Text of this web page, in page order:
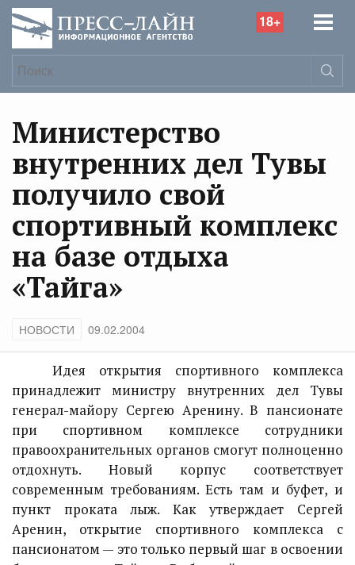
18+
Министерство
внутренних дел Тувы
получило свой
спортивный комплекс
на базе отдыха
«Тайга»
НОВОСТИ 09.02.2004
Идея открытия спортивного комплекса
принадлежит министру внутренних дел Тувы
генерал-майору Сергею Аренину. В пансионате
при спортивном комплексе сотрудники
правоохранительных органов смогут полноценно
отдохнуть. Новый корпус соответствует
современным требованиям. Есть там и буфет, и
пункт проката лыж. Как утверждает Сергей
Аренин, открытие спортивного комплекса с
пансионатом — это только первый шаг в освоении